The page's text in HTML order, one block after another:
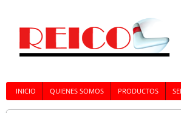
INICIO QUIENES SOMOS PRODUCTOS